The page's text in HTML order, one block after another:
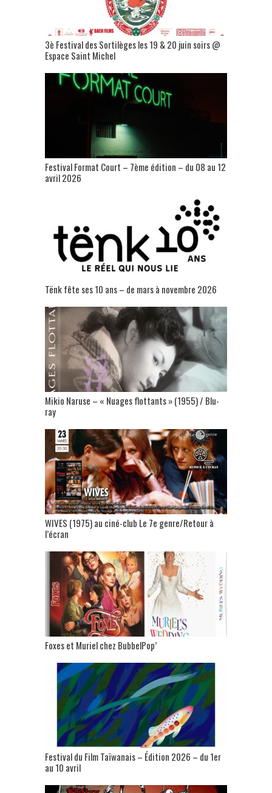
3è Festival des Sortilèges les 19 & 20 juin soirs @
Espace Saint Michel
Festival Format Court – 7ème édition – du 08 au 12
avril 2026
Tënk fête ses 10 ans – de mars à novembre 2026
Mikio Naruse – « Nuages flottants » (1955) / Blu-
ray
WIVES (1975) au ciné-club Le 7e genre/Retour à
l’écran
Foxes et Muriel chez BubbelPop’
Festival du Film Taïwanais – Édition 2026 – du 1er
au 10 avril